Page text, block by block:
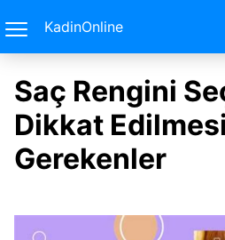
KadinOnline
Saç Rengini
Dikkat Edilmesi
Gerekenler